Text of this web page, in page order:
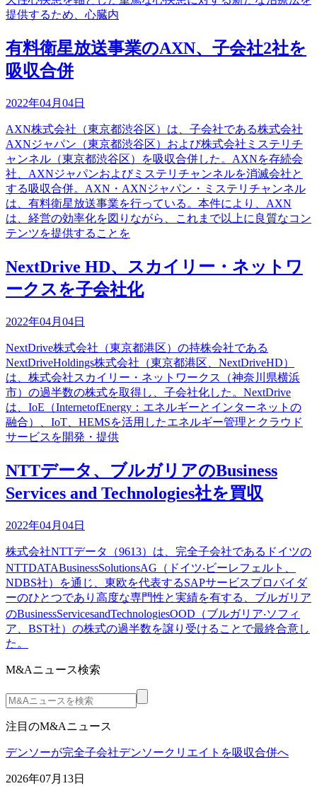
提供するため、心臓内
有料衛星放送事業のAXN、子会社2社を
吸収合併
2022年04月04日
AXN株式会社（東京都渋谷区）は、子会社である株式会社
AXNジャパン（東京都渋谷区）および株式会社ミステリチ
ャンネル（東京都渋谷区）を吸収合併した。AXNを存続会
社、AXNジャパンおよびミステリチャンネルを消滅会社と
する吸収合併。AXN・AXNジャパン・ミステリチャンネル
は、有料衛星放送事業を行っている。本件により、AXN
は、経営の効率化を図りながら、これまで以上に良質なコン
テンツを提供することを
NextDrive HD、スカイリー・ネットワ
ークスを子会社化
2022年04月04日
NextDrive株式会社（東京都港区）の持株会社である
NextDriveHoldings株式会社（東京都港区、NextDriveHD）
は、株式会社スカイリー・ネットワークス（神奈川県横浜
市）の過半数の株式を取得し、子会社化した。NextDrive
は、IoE（InternetofEnergy：エネルギーとインターネットの
融合）、IoT、HEMSを活用したエネルギー管理とクラウド
サービスを開発・提供
NTTデータ、ブルガリアのBusiness
Services and Technologies社を買収
2022年04月04日
株式会社NTTデータ（9613）は、完全子会社であるドイツの
NTTDATABusinessSolutionsAG（ドイツ‧ビーレフェルト、
NDBS社）を通じ、東欧を代表するSAPサービスプロバイダ
ーのひとつであり高度な専門性と実績を有する、ブルガリア
のBusinessServicesandTechnologiesOOD（ブルガリア‧ソフィ
ア、BST社）の株式の過半数を譲り受けることで最終合意し
た。
M&Aニュース検索
注目のM&Aニュース
デンソーが完全子会社デンソークリエイトを吸収合併へ
2026年07月13日